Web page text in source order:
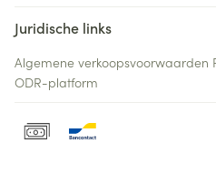
Juridische links
Algemene verkoopsvoorwaarden
ODR-platform